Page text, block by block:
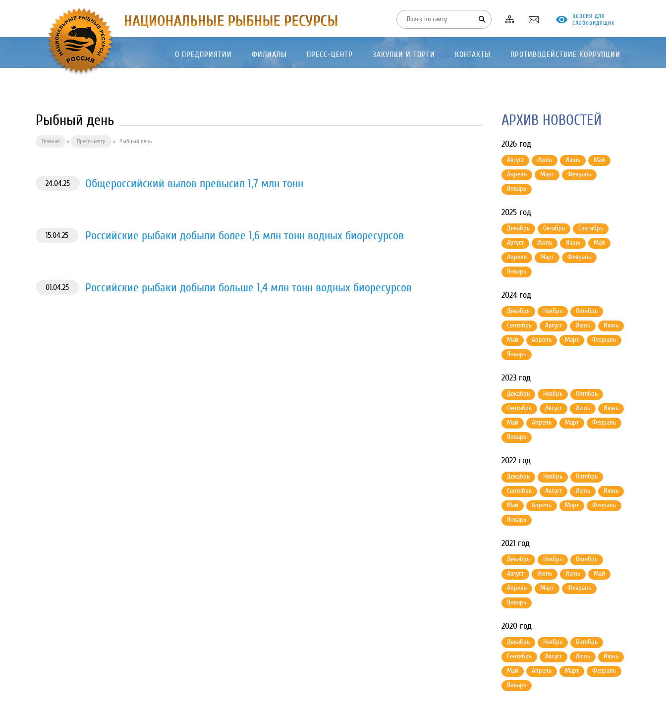
версия для
слабовидящих
О ПРЕДПРИЯТИИ ФИЛИАЛЫ ПРЕСС-ЦЕНТР ЗАКУПКИ И ТОРГИ КОНТАКТЫ ПРОТИВОДЕЙСТВИЕ КОРРУПЦИИ
Рыбный день
Главная » Пресс-центр » Рыбный день
24.04.25 Общероссийский вылов превысил 1,7 млн тонн
15.04.25 Российские рыбаки добыли более 1,6 млн тонн водных биоресурсов
01.04.25 Российские рыбаки добыли больше 1,4 млн тонн водных биоресурсов
АРХИВ НОВОСТЕЙ
2026 год
Август Июль Июнь
Май
Апрель
Март
Февраль
Январь
2025 год
Декабрь Октябрь
Сентябрь
Август
Июль Июнь
Май
Апрель
Март
Февраль
Январь
2024 год
Декабрь Ноябрь
Октябрь
Сентябрь
Август Июль
Июнь
Май
Апрель Март
Февраль
Январь
2023 год
Декабрь Ноябрь
Октябрь
Сентябрь
Август Июль
Июнь
Май
Апрель Март
Февраль
Январь
2022 год
Декабрь Ноябрь
Октябрь
Сентябрь
Август Июль
Июнь
Май
Апрель Март
Февраль
Январь
2021 год
Декабрь Ноябрь
Октябрь
Август
Июль Июнь
Май
Апрель
Март
Февраль
Январь
2020 год
Декабрь Ноябрь
Октябрь
Сентябрь
Август Июль
Июнь
Май
Апрель Март
Февраль
Январь